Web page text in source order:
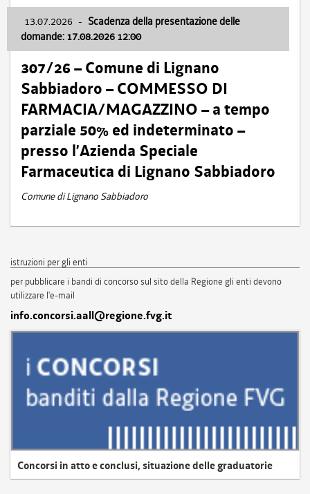
13.07.2026 - Scadenza della presentazione delle
domande: 17.08.2026 12:00
307/26 – Comune di Lignano
Sabbiadoro – COMMESSO DI
FARMACIA/MAGAZZINO – a tempo
parziale 50% ed indeterminato –
presso l’Azienda Speciale
Farmaceutica di Lignano Sabbiadoro
Comune di Lignano Sabbiadoro
istruzioni per gli enti
per pubblicare i bandi di concorso sul sito della Regione gli enti devono
utilizzare l'e-mail
info.concorsi.aall@regione.fvg.it
Concorsi in atto e conclusi, situazione delle graduatorie